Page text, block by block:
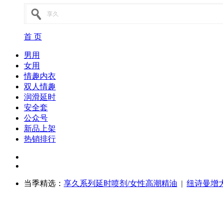
首 页
男用
女用
情趣内衣
双人情趣
润滑延时
安全套
公众号
新品上架
热销排行
当季精选： 享久系列延时喷剂/女性高潮精油 | 纽诗曼增